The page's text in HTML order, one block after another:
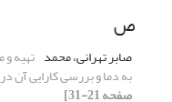
ص
صابر تهرانی، محمد تهیه
به دما و بررسی کارایی آن
صفحه 21-31]